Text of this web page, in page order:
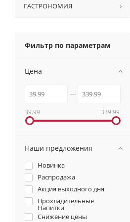
ГАСТРОНОМИЯ
Фильтр по параметрам
Цена
39.99 339.99
Наши предложения
Новинка
Распродажа
Акция выходного дня
Прохладительные
Напитки
Снижение цены